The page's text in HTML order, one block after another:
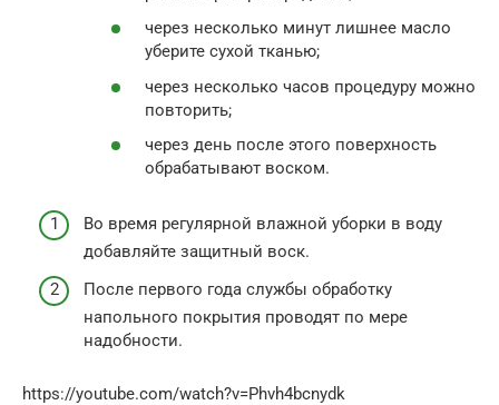
через несколько минут лишнее масло
уберите сухой тканью;
через несколько часов процедуру можно
повторить;
через день после этого поверхность
обрабатывают воском.
Во время регулярной влажной уборки в воду
добавляйте защитный воск.
После первого года службы обработку
напольного покрытия проводят по мере
надобности.
https://youtube.com/watch?v=Phvh4bcnydk